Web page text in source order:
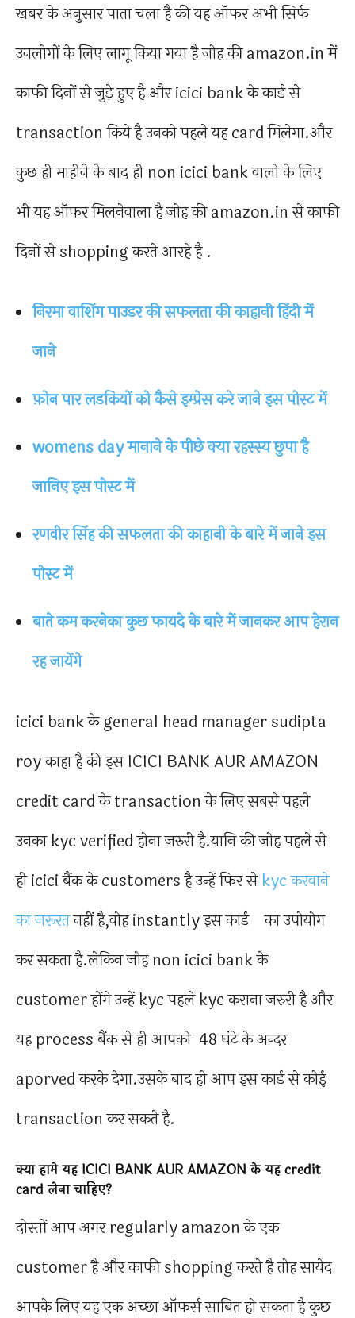
खबर के अनुसार पाता चला है की यह ऑफर अभी सिर्फ
उनलोगों के लिए लागू किया गया है जोह की amazon.in में
काफी दिनों से जुड़े हुए है और icici bank के कार्ड से
transaction किये है उनको पहले यह card मिलेगा.और
कुछ ही माहीने के बाद ही non icici bank वालो के लिए
भी यह ऑफर मिलनेवाला है जोह की amazon.in से काफी
दिनों से shopping करते आरहे है .
निरमा वाशिंग पाउडर की सफलता की काहानी हिंदी में
जाने
फ़ोन पार लडकियों को कैसे इम्प्रेस करे जाने इस पोस्ट में
womens day मानाने के पीछे क्या रहस्स्य छुपा है
जानिए इस पोस्ट में
रणवीर सिंह की सफलता की काहानी के बारे में जाने इस
पोस्ट में
बाते कम करनेका कुछ फायदे के बारे में जानकर आप हेरान
रह जायेंगे
icici bank के general head manager sudipta
roy काहा है की इस ICICI BANK AUR AMAZON
credit card के transaction के लिए सबसे पहले
उनका kyc verified होना जरुरी है.यानि की जोह पहले से
ही icici बैंक के customers है उन्हें फिर सेkyc करवाने
का जरूरतनहीं है,वोह instantly इस कार्ड का उपोयोग
कर सकता है.लेकिन जोह non icici bank के
customer होंगे उन्हें kyc पहले kyc कराना जरुरी है और
यह process बैंक से ही आपको 48 घंटे के अन्दर
aporved करके देगा.उसके बाद ही आप इस कार्ड से कोई
transaction कर सकते है.
क्या हामे यह ICICI BANK AUR AMAZON के यह credit
card लेना चाहिए?
दोस्तों आप अगर regularly amazon के एक
customer है और काफी shopping करते है तोह सायेद
आपके लिए यह एक अच्छा ऑफर्स साबित हो सकता है कुछ